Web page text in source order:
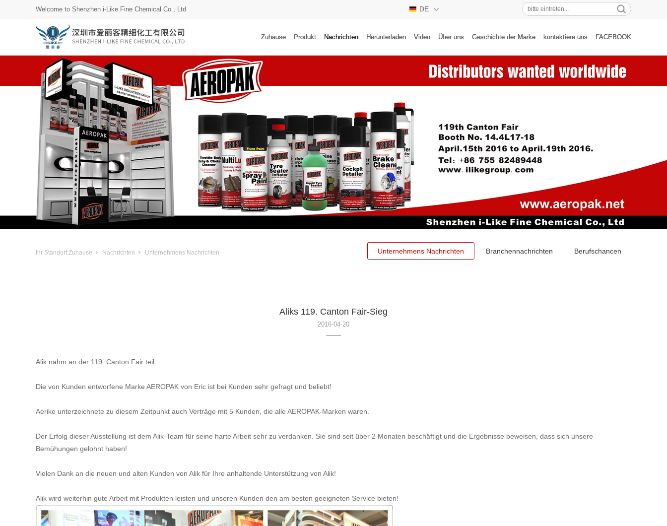
Welcome to Shenzhen i-Like Fine Chemical Co., Ltd DE
JP
Zuhause Produkt Nachrichten Herunterladen Video Über uns Geschichte der Marke kontaktiere uns FACEBOOK
Ihr Standort:Zuhause Nachrichten Unternehmens Nachrichten Unternehmens Nachrichten Branchennachrichten Berufschancen
Aliks 119. Canton Fair-Sieg
2016-04-20
Alik nahm an der 119. Canton Fair teil
Die von Kunden entworfene Marke AEROPAK von Eric ist bei Kunden sehr gefragt und beliebt!
Aerike unterzeichnete zu diesem Zeitpunkt auch Verträge mit 5 Kunden, die alle AEROPAK-Marken waren.
Der Erfolg dieser Ausstellung ist dem Alik-Team für seine harte Arbeit sehr zu verdanken. Sie sind seit über 2 Monaten beschäftigt und die Ergebnisse beweisen, dass sich unsere
Bemühungen gelohnt haben!
Vielen Dank an die neuen und alten Kunden von Alik für Ihre anhaltende Unterstützung von Alik!
Alik wird weiterhin gute Arbeit mit Produkten leisten und unseren Kunden den am besten geeigneten Service bieten!